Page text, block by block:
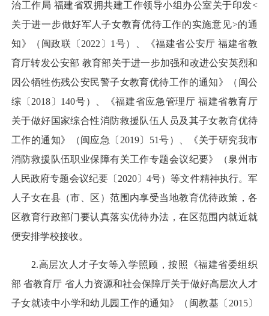
治工作局 福建省双拥共建工作领导小组办公室关于印发<
关于进一步做好军人子女教育优待工作的实施意见>的通
知》（闽政联〔2022〕1号）、《福建省公安厅 福建省教
育厅转发公安部 教育部关于进一步加强和改进公安英烈和
因公牺牲伤残公安民警子女教育优待工作的通知》（闽公
综〔2018〕140号）、《福建省应急管理厅 福建省教育厅
关于做好国家综合性消防救援队伍人员及其子女教育优待
工作的通知》（闽应急〔2019〕51号）、《关于研究我市
消防救援队伍职业保障有关工作专题会议纪要》（泉州市
人民政府专题会议纪要〔2020〕4号）等文件精神执行。军
人子女在县（市、区）范围内享受当地教育优待政策，各
区教育行政部门要认真落实优待办法，在区范围内就近就
便安排学校接收。
2.高层次人才子女等入学照顾，按照《福建省委组织
部 省教育厅 省人力资源和社会保障厅关于做好高层次人才
子女就读中小学和幼儿园工作的通知》（闽教基〔2015〕